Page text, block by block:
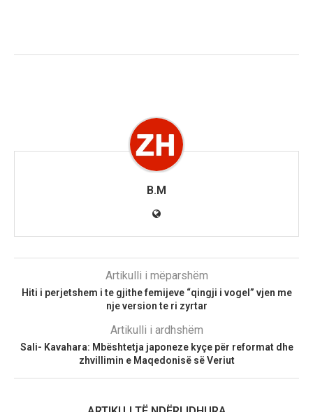
B.M
Artikulli i mëparshëm
Hiti i perjetshem i te gjithe femijeve “qingji i vogel” vjen me
nje version te ri zyrtar
Artikulli i ardhshëm
Sali- Kavahara: Mbështetja japoneze kyçe për reformat dhe
zhvillimin e Maqedonisë së Veriut